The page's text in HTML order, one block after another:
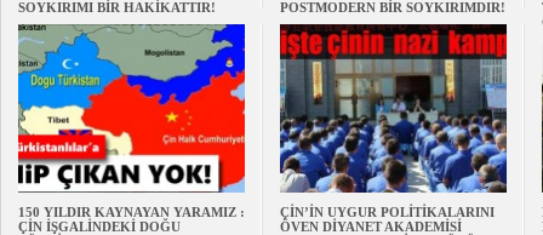
SOYKIRIMI BİR HAKİKATTIR!
POSTMODERN BİR SOYKIRIMDIR!
150 YILDIR KAYNAYAN YARAMIZ :
ÇİN İŞGALİNDEKİ DOĞU
ÇİN’İN UYGUR POLİTİKALARINI
ÖVEN DİYANET AKADEMİSİ